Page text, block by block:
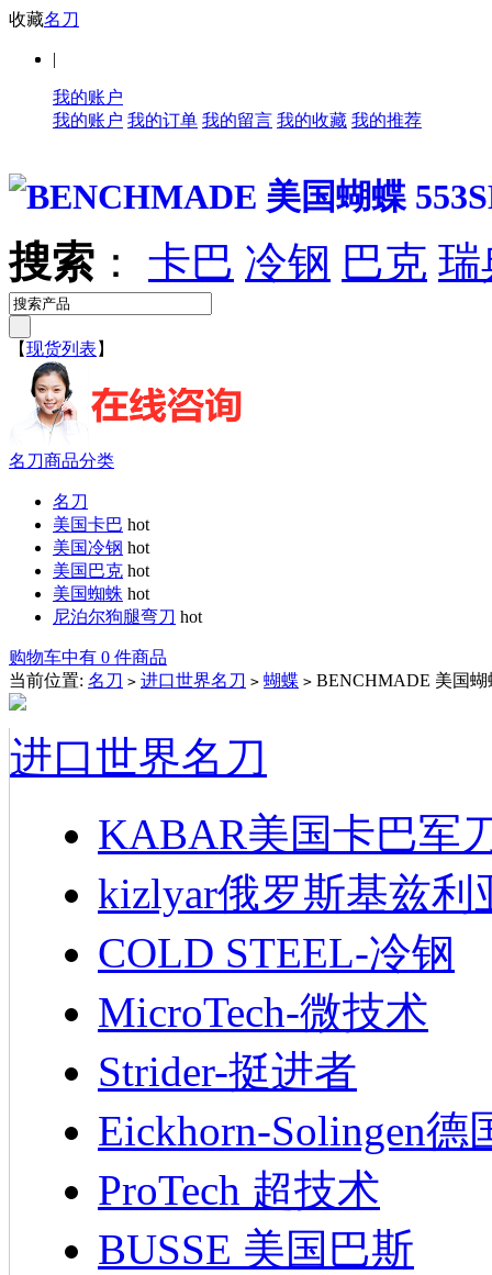
收藏名刀
|
我的账户
我的账户 我的订单 我的留言 我的收藏 我的推荐
搜索 ： 卡巴 冷钢 巴克 瑞
【现货列表 】
名刀商品分类
名刀
美国卡巴 hot
美国冷钢 hot
美国巴克 hot
美国蜘蛛 hot
尼泊尔狗腿弯刀 hot
购物车中有 0 件商品
当前位置: 名刀 > 进口世界名刀 > 蝴蝶 > BENCHMADE 美国蝴
进口世界名刀
KABAR美国卡巴军
kizlyar俄罗斯基兹利
COLD STEEL-冷钢
MicroTech-微技术
Strider-挺进者
Eickhorn-Solingen德
ProTech 超技术
BUSSE 美国巴斯